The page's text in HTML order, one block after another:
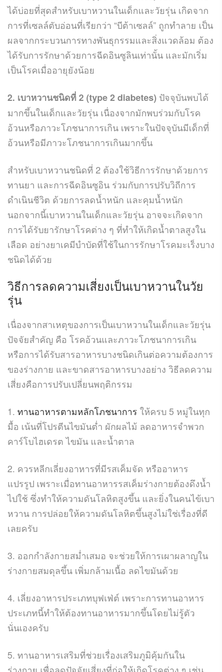
ได้บ่อยที่สุดสำหรับเบาหวานในเด็กและวัยรุ่น เกิดจาก
การที่เซลล์ตับอ่อนที่เรียกว่า “บีต้าเซลล์” ถูกทำลาย เป็น
ผลจากกระบวนการทางพันธุกรรมและสิ่งแวดล้อม ต้อง
ได้รับการรักษาด้วยการฉีดอินซูลินเท่านั้น และมักเริ่ม
เป็นโรคเมื่ออายุยังน้อย
2. เบาหวานชนิดที่ 2 (type 2 diabetes) ปัจจุบันพบได้
มากขึ้นในเด็กและวัยรุ่น เนื่องจากมักพบร่วมกับโรค
อ้วนหรือภาวะโภชนาการเกิน เพราะในปัจจุบันมีเด็กที่
อ้วนหรือมีภาวะโภชนาการเกินมากขึ้น
สำหรับเบาหวานชนิดที่ 2 ต้องใช้วิธีการรักษาด้วยการ
ทานยา และการฉีดอินซูอิน ร่วมกับการปรับวิถีการ
ดำเนินชีวิต ด้วยการลดน้ำหนัก และคุมน้ำหนัก
นอกจากนี้เบาหวานในเด็กและวัยรุ่น อาจจะเกิดจาก
การได้รับยารักษาโรคต่าง ๆ ที่ทำให้เกิดน้ำตาลสูงใน
เลือด อย่างยาเคมีบำบัดที่ใช้ในการรักษาโรคมะเร็งบาง
ชนิดได้ด้วย
วิธีการลดความเสี่ยงเป็นเบาหวานในวัย
รุ่น
เนื่องจากสาเหตุของการเป็นเบาหวานในเด็กและวัยรุ่น
ปัจจัยสำคัญ คือ โรคอ้วนและภาวะโภชนาการเกิน
หรือการได้รับสารอาหารบางชนิดเกินต่อความต้องการ
ของร่างกาย และขาดสารอาหารบางอย่าง วิธีลดความ
เสี่ยงคือการปรับเปลี่ยนพฤติกรรม
1. ทานอาหารตามหลักโภชนาการ ให้ครบ 5 หมู่ในทุก
มื้อ เน้นที่โปรตีนไขมันต่ำ ผักผลไม้ ลดอาหารจำพวก
คาร์โบไฮเดรต ไขมัน และน้ำตาล
2. ควรหลีกเลี่ยงอาหารที่มีรสเค็มจัด หรืออาหาร
แปรรูป เพราะเมื่อทานอาหารรสเค็มร่างกายต้องดึงน้ำ
ไปใช้ ซึ่งทำให้ความดันโลหิตสูงขึ้น และยิ่งในคนไข้เบา
หวาน การปล่อยให้ความดันโลหิตขึ้นสูงไม่ใช่เรื่องที่ดี
เลยครับ
3. ออกกำลังกายสม่ำเสมอ จะช่วยให้การเผาผลาญใน
ร่างกายสมดุลขึ้น เพิ่มกล้ามเนื้อ ลดไขมันด้วย
4. เลี่ยงอาหารประเภทบุฟเฟ่ต์ เพราะการทานอาหาร
ประเภทนี้ทำให้ต้องทานอาหารมากขึ้นโดยไม่รู้ตัว
นั่นเองครับ
5. ทานอาหารเสริมที่ช่วยเรื่องเสริมภูมิคุ้มกันใน
ร่างกาย เพื่อลดปัจจัยเสี่ยงที่ก่อให้เกิดโรคต่าง ๆ เช่น